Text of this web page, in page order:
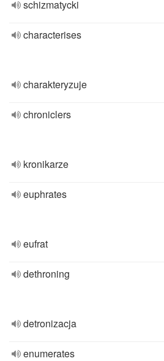
schizmatycki
characterises
charakteryzuje
chroniclers
kronikarze
euphrates
eufrat
dethroning
detronizacja
enumerates